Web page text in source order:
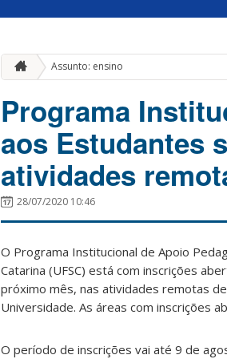
Assunto: ensino
Programa
aos Estudantes
atividades
28/07/2020 10:46
O Programa Institucional de Apoio
Catarina (UFSC) está com inscrições
próximo mês, nas atividades remotas
Universidade. As áreas com inscrições
O período de inscrições vai até 9 de